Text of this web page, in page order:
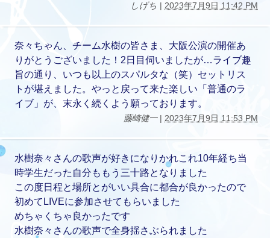
しげち | 2023年7月9日 11:42 PM
奈々ちゃん、チーム水樹の皆さま、大阪公演の開催あ
りがとうございました！2日目伺いましたが…ライブ趣
旨の通り、いつも以上のスパルタな（笑）セットリス
トが堪えました。やっと戻って来た楽しい「普通のラ
イブ」が、末永く続くよう願っております。
藤崎健一| 2023年7月9日 11:53 PM
水樹奈々さんの歌声が好きになりかれこれ10年経ち当
時学生だった自分ももう三十路となりました
この度日程と場所とがいい具合に都合が良かったので
初めてLIVEに参加させてもらいました
めちゃくちゃ良かったです
水樹奈々さんの歌声で全身揺さぶられました